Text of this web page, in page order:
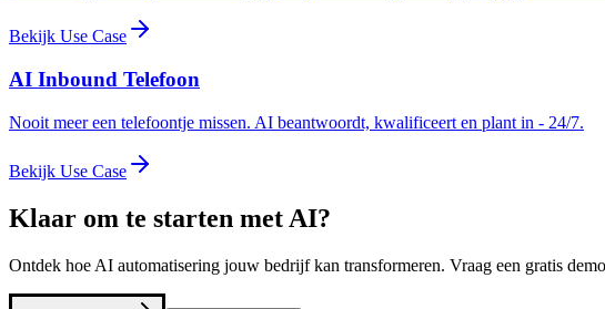
Bekijk Use Case
AI Inbound Telefoon
Nooit meer een telefoontje missen. AI beantwoordt, kwalificeert en plant in - 24/7.
Bekijk Use Case
Klaar om te starten met AI?
Ontdek hoe AI automatisering jouw bedrijf kan transformeren. Vraag een gratis